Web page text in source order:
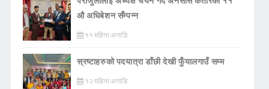
औ अधिबेशन सँम्पन्न
११ महिना अगाडि
स्रष्टाहरुको पदयात्रा डाँछी देखी फुँयालगाउँ सम्म
१२ महिना अगाडि